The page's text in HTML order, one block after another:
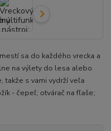
sa do každého vrecka a
na výlety do lesa alebo
takže s vami vydrží veľa
- čepeľ; otvárač na fľaše;